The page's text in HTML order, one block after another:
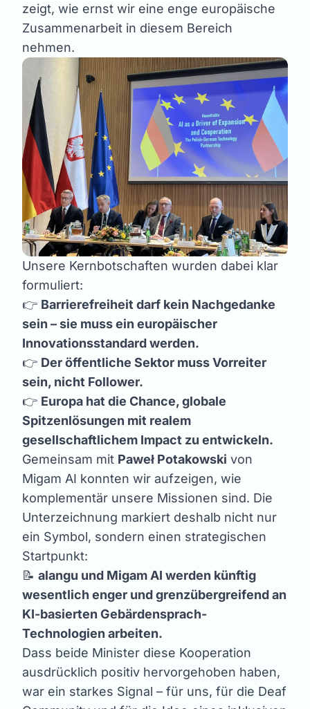
zeigt, wie ernst wir eine enge europäische
Zusammenarbeit in diesem Bereich
nehmen.
Unsere Kernbotschaften wurden dabei klar
formuliert:
👉 Barrierefreiheit darf kein Nachgedanke
sein – sie muss ein europäischer
Innovationsstandard werden.
👉 Der öffentliche Sektor muss Vorreiter
sein, nicht Follower.
👉 Europa hat die Chance, globale
Spitzenlösungen mit realem
gesellschaftlichem Impact zu entwickeln.
Gemeinsam mit Paweł Potakowski von
Migam AI konnten wir aufzeigen, wie
komplementär unsere Missionen sind. Die
Unterzeichnung markiert deshalb nicht nur
ein Symbol, sondern einen strategischen
Startpunkt:
📝 alangu und Migam AI werden künftig
wesentlich enger und grenzübergreifend an
KI-basierten Gebärdensprach-
Technologien arbeiten.
Dass beide Minister diese Kooperation
ausdrücklich positiv hervorgehoben haben,
war ein starkes Signal – für uns, für die Deaf